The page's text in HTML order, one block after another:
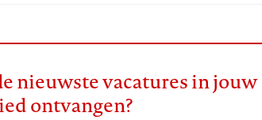
nieuwste vacatures in jouw
ontvangen?